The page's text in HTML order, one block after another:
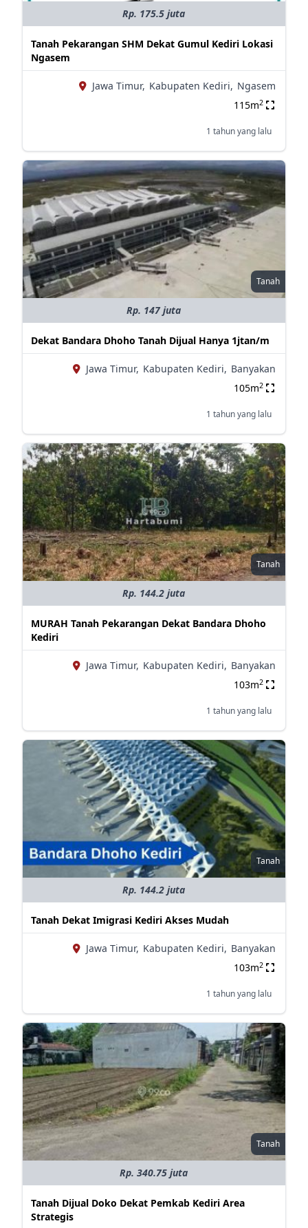
Rp. 175.5 juta
Tanah Pekarangan SHM Dekat Gumul Kediri Lokasi
Ngasem
Jawa Timur, Kabupaten Kediri, Ngasem
115m2
1 tahun yang lalu
Tanah
Rp. 147 juta
Dekat Bandara Dhoho Tanah Dijual Hanya 1jtan/m
Jawa Timur, Kabupaten Kediri, Banyakan
105m2
1 tahun yang lalu
Tanah
Rp. 144.2 juta
MURAH Tanah Pekarangan Dekat Bandara Dhoho
Kediri
Jawa Timur, Kabupaten Kediri, Banyakan
103m2
1 tahun yang lalu
Tanah
Rp. 144.2 juta
Tanah Dekat Imigrasi Kediri Akses Mudah
Jawa Timur, Kabupaten Kediri, Banyakan
103m2
1 tahun yang lalu
Tanah
Rp. 340.75 juta
Tanah Dijual Doko Dekat Pemkab Kediri Area
Strategis